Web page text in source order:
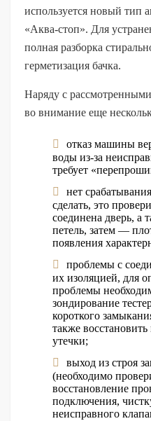
используется новый тип
«Аква-стоп». Для
полная разборка
герметизация бачка.
Наряду с
во внимание еще
отказ машины
воды из-за
требует
нет
сделать, это
соединена дверь, а
петель, затем —
появления
проблемы с
их изоляцией, для
проблемы
зондирование
короткого
также восстановить
утечки;
выход из строя
(необходимо
восстановление
подключения,
неисправного